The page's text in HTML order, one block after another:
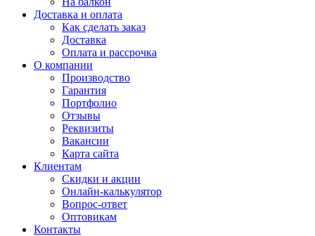
Доставка и оплата
Как сделать заказ
Доставка
Оплата и рассрочка
О компании
Производство
Гарантия
Портфолио
Отзывы
Реквизиты
Вакансии
Карта сайта
Клиентам
Скидки и акции
Онлайн-калькулятор
Вопрос-ответ
Оптовикам
Контакты